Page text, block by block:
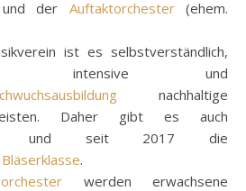
und der Auftaktorchester(ehem.
ist es selbstverständlich,
intensive und
nachhaltige
Daher gibt es auch
seit 2017 die
Bläserklasse.
werden erwachsene